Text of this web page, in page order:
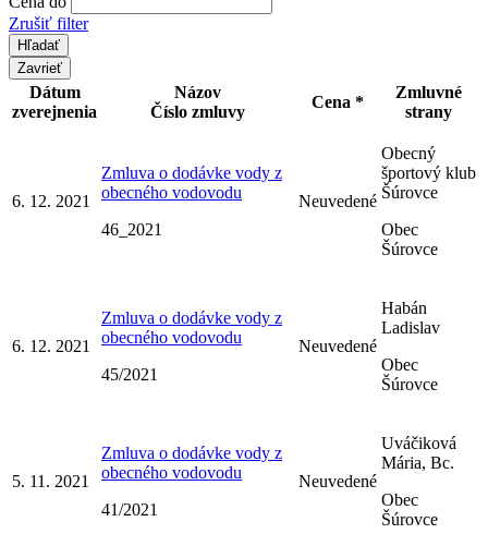
Zrušiť filter
Zavrieť
Dátum
zverejnenia
Názov
Číslo zmluvy
Cena *
Zmluvné
strany
6. 12. 2021
Zmluva o dodávke vody z
obecného vodovodu
46_2021
Neuvedené
Obecný
športový klub
Šúrovce
Obec
Šúrovce
6. 12. 2021
Zmluva o dodávke vody z
obecného vodovodu
45/2021
Neuvedené
Habán
Ladislav
Obec
Šúrovce
5. 11. 2021
Zmluva o dodávke vody z
obecného vodovodu
41/2021
Neuvedené
Uváčiková
Mária, Bc.
Obec
Šúrovce